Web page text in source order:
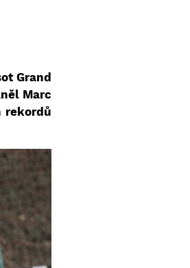
Grand
Marc
rekordů